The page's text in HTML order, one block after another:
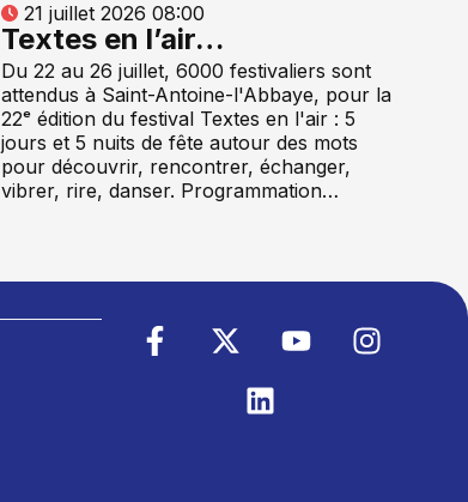
21 juillet 2026 08:00
Textes en l’air…
Du 22 au 26 juillet, 6000 festivaliers sont
attendus à Saint-Antoine-l'Abbaye, pour la
22ᵉ édition du festival Textes en l'air : 5
jours et 5 nuits de fête autour des mots
pour découvrir, rencontrer, échanger,
vibrer, rire, danser. Programmation…